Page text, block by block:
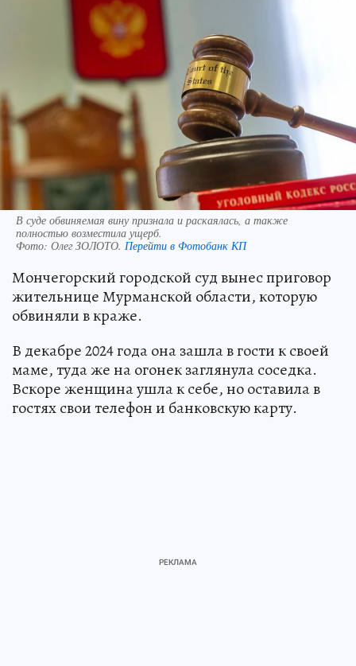
В суде обвиняемая вину признала и раскаялась, а также
полностью возместила ущерб.
Фото: Олег ЗОЛОТО. Перейти в Фотобанк КП
Мончегорский городской суд вынес приговор
жительнице Мурманской области, которую
обвиняли в краже.
В декабре 2024 года она зашла в гости к своей
маме, туда же на огонек заглянула соседка.
Вскоре женщина ушла к себе, но оставила в
гостях свои телефон и банковскую карту.